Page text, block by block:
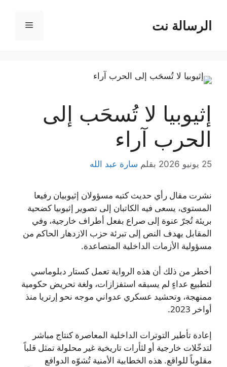
المحتوىالرسالة نت القائمة
إثيوبيا لا تُسحَب إلى
الحرب آراء
25 يونيو 2026 بقلم سارة عبد الله
نشرت مقال رأي حديث كتبه مسؤولان إثيوبيان رفيعا
المستوى، يسعى فيه الكاتبان إلى تصوير إثيوبيا كضحية
بريئة تُجرّ عنوة إلى صراع بفعل أطراف خارجية، وفي
المقابل يهدف النص إلى تبرئة حزب الازدهار الحاكم من
مسؤولية الأزمات الداخلية المتصاعدة.
أخطر من ذلك أن هذه الرواية تعمل كستار دبلوماسي
لتطبيع عداءٍ لم يسبقه استفزازات، ولغة تحريض حكومية
ممنهجة، وتحشيد عسكري عدواني موجه نحو إرتريا منذ
أواخر 2023.
إعادة تأطير التوترات الداخلية المعاصرة كنتاج مباشر
لتدخّلات خارجية أو لثأرات تاريخية غير محلولة تمثل قلباً
مقلوباً للواقع. هذه الخطابية الأمنية تُشوّه الدوافع